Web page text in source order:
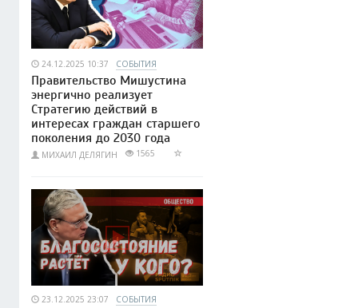
24.12.2025 10:37 СОБЫТИЯ
Правительство Мишустина
энергично реализует
Стратегию действий в
интересах граждан старшего
поколения до 2030 года
МИХАИЛ ДЕЛЯГИН 1565
23.12.2025 23:07 СОБЫТИЯ